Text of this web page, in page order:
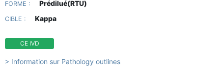
FORME : Prédilué(RTU)
CIBLE : Kappa
CE IVD
> Information sur Pathology outlines